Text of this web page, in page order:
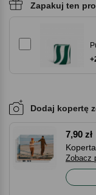
Zapakuj ten
Dodaj kopertę
7,90 zł
Zobacz